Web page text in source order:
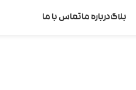
بلاگدرباره ماتماس با ما